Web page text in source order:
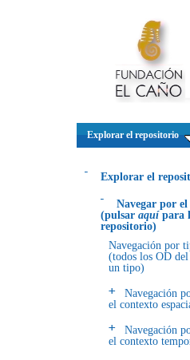
Explorar el repositorio
Explorar el
Navegar por
(pulsar aquí para
repositorio)
Navegación por
(todos los OD
un tipo)
Navegación
el contexto
Navegación
el contexto